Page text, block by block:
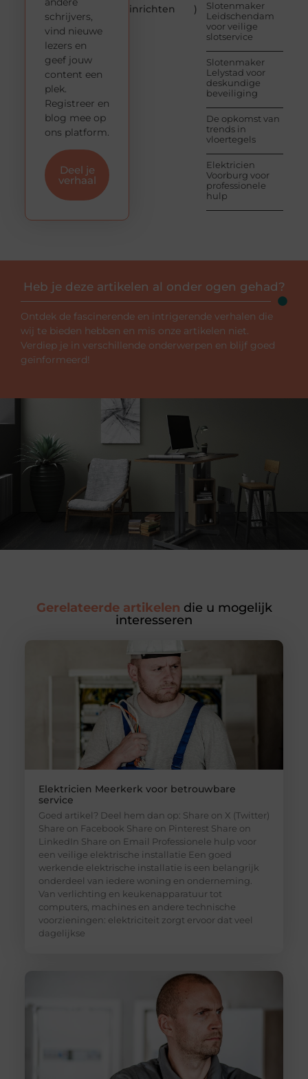
inrichten
)
Slotenmaker
Leidschendam
voor veilige
slotservice
Slotenmaker
Lelystad voor
deskundige
beveiliging
De opkomst van
trends in
vloertegels
Elektricien
Voorburg voor
professionele
hulp
schrijvers,
vind nieuwe
lezers en
geef jouw
content een
plek.
Registreer en
blog mee op
ons platform.
Deel je
verhaal
Heb je deze artikelen al onder ogen gehad?
Ontdek de fascinerende en intrigerende verhalen die
wij te bieden hebben en mis onze artikelen niet.
Verdiep je in verschillende onderwerpen en blijf goed
geïnformeerd!
Gerelateerde artikelen die u mogelijk
interesseren
Elektricien Meerkerk voor betrouwbare
service
Goed artikel? Deel hem dan op: Share on X (Twitter)
Share on Facebook Share on Pinterest Share on
LinkedIn Share on Email Professionele hulp voor
een veilige elektrische installatie Een goed
werkende elektrische installatie is een belangrijk
onderdeel van iedere woning en onderneming.
Van verlichting en keukenapparatuur tot
computers, machines en andere technische
voorzieningen: elektriciteit zorgt ervoor dat veel
dagelijkse